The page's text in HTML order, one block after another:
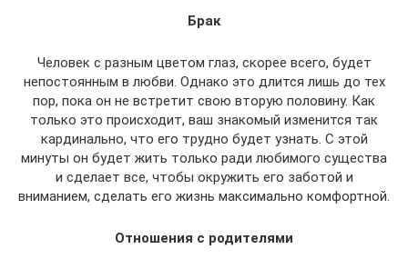
Брак
Человек с разным цветом глаз, скорее всего, будет
непостоянным в любви. Однако это длится лишь до тех
пор, пока он не встретит свою вторую половину. Как
только это происходит, ваш знакомый изменится так
кардинально, что его трудно будет узнать. С этой
минуты он будет жить только ради любимого существа
и сделает все, чтобы окружить его заботой и
вниманием, сделать его жизнь максимально комфортной.
Отношения с родителями